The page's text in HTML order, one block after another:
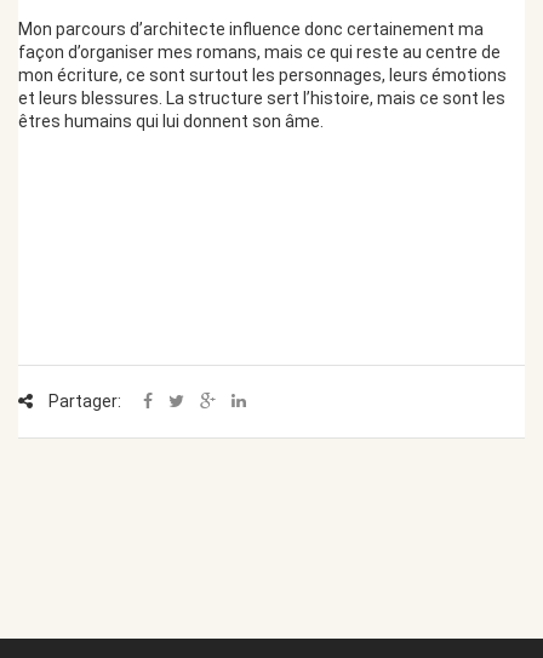
Mon parcours d’architecte influence donc certainement ma
façon d’organiser mes romans, mais ce qui reste au centre de
mon écriture, ce sont surtout les personnages, leurs émotions
et leurs blessures. La structure sert l’histoire, mais ce sont les
êtres humains qui lui donnent son âme.
Partager: